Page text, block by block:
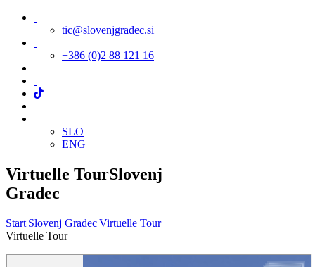
tic@slovenjgradec.si
+386 (0)2 88 121 16
SLO
ENG
Virtuelle TourSlovenj
Gradec
Start|Slovenj Gradec|Virtuelle Tour
Virtuelle Tour